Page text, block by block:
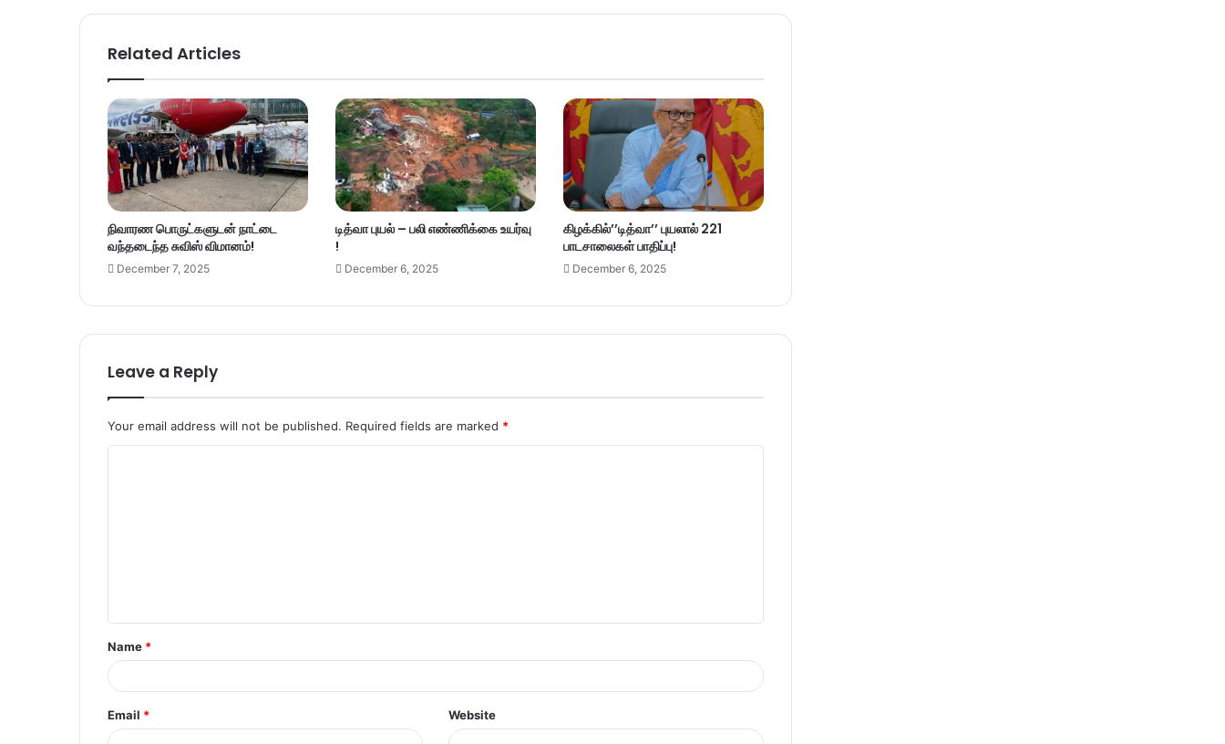
Related Articles
நிவாரண பொருட்களுடன் நாட்டை
வந்தடைந்த சுவிஸ் விமானம்!
December 7, 2025
டித்வா புயல் – பலி எண்ணிக்கை உயர்வு
!
December 6, 2025
கிழக்கில்’’டித்வா’’ புயலால் 221
பாடசாலைகள் பாதிப்பு!
December 6, 2025
Leave a Reply
Your email address will not be published. Required fields are marked *
t
*
Name *
Email * Website